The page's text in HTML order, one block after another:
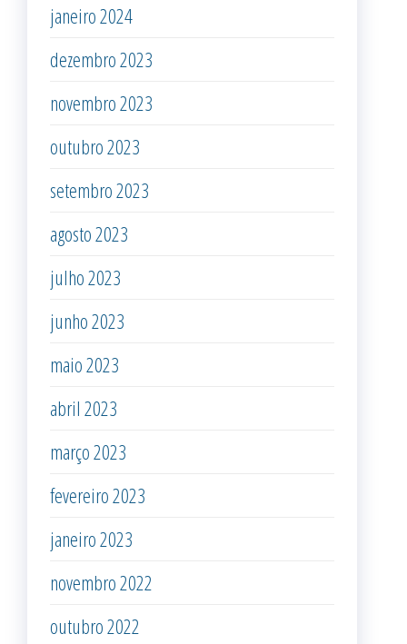
janeiro 2024
dezembro 2023
novembro 2023
outubro 2023
setembro 2023
agosto 2023
julho 2023
junho 2023
maio 2023
abril 2023
março 2023
fevereiro 2023
janeiro 2023
novembro 2022
outubro 2022